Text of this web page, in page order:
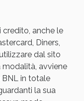
anche le
Diners,
dal sito
modalità, avviene
in totale
la sua